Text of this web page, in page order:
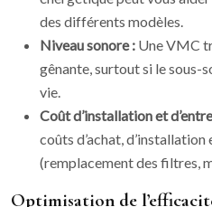
des différents modèles.
Niveau sonore : Une VMC
gênante, surtout si le sous-
vie.
Coût d’installation et
coûts d’achat,
(remplacement des filtres,
Optimisation de